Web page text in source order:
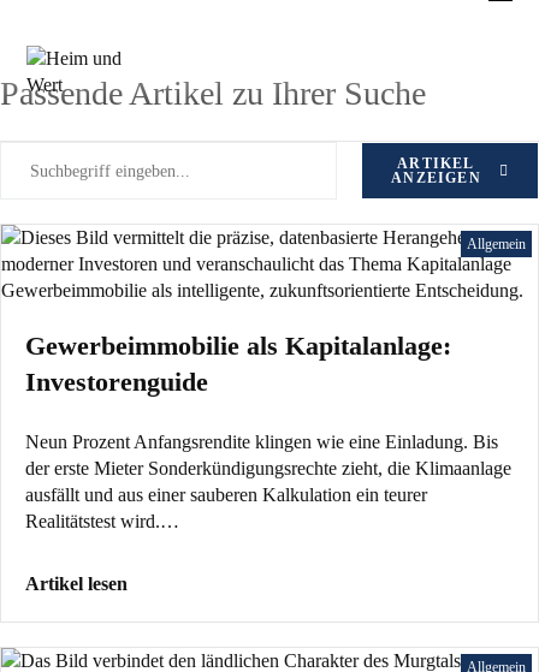
springen
Passende Artikel zu Ihrer Suche
ARTIKEL
ANZEIGEN
Allgemein
Gewerbeimmobilie als Kapitalanlage:
Investorenguide
Neun Prozent Anfangsrendite klingen wie eine Einladung. Bis
der erste Mieter Sonderkündigungsrechte zieht, die Klimaanlage
ausfällt und aus einer sauberen Kalkulation ein teurer
Realitätstest wird.…
Artikel lesen
Allgemein